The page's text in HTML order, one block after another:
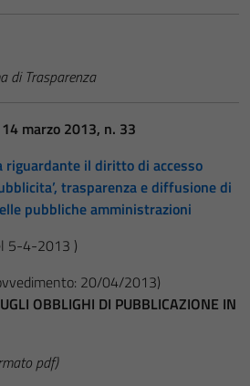
di Trasparenza
14 marzo 2013, n. 33
riguardante il diritto di accesso
trasparenza e diffusione di
pubbliche amministrazioni
5-4-2013 )
20/04/2013)
OBBLIGHI DI PUBBLICAZIONE IN
pdf)